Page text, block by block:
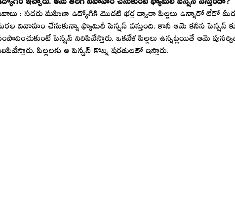
: సదరు మహిళా ఉద్యోగికి మొదటి భర్త ద్వారా పిల్లలు ఉన్నారో లేదో
వివాహం చేసుకున్నా ఫ్యామిలీ పెన్షన్ వస్తుంది. కానీ ఆమె కనీస
పెన్షన్ నిలిపివేస్తారు. ఒకవేళ పిల్లలు ఉన్నట్లయితే ఆమె
పిల్లలకు ఆ పెన్షన్ కొన్ని షరతులతో ఇస్తారు.